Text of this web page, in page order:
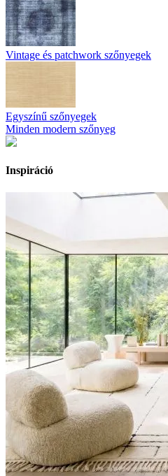
Vintage és patchwork szőnyegek
Egyszínű szőnyegek
Minden modern szőnyeg
Inspiráció